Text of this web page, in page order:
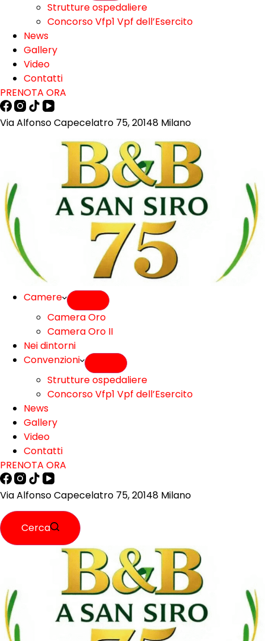
Strutture ospedaliere
Concorso Vfp1 Vpf dell’Esercito
News
Gallery
Video
Contatti
PRENOTA ORA
Via Alfonso Capecelatro 75, 20148 Milano
Camere
Camera Oro
Camera Oro II
Nei dintorni
Convenzioni
Strutture ospedaliere
Concorso Vfp1 Vpf dell’Esercito
News
Gallery
Video
Contatti
PRENOTA ORA
Via Alfonso Capecelatro 75, 20148 Milano
Cerca